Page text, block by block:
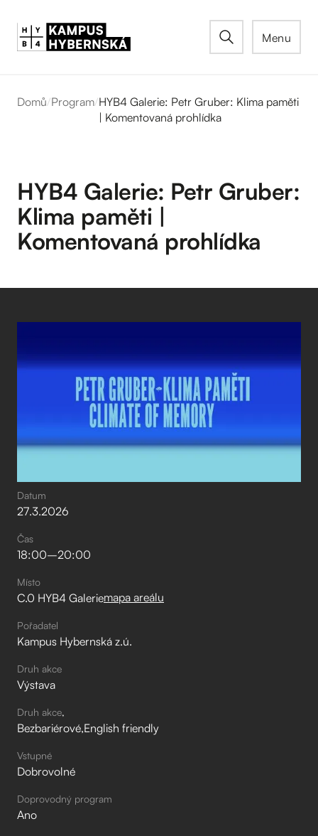
Menu
Domů/Program/HYB4 Galerie: Petr Gruber: Klima paměti
| Komentovaná prohlídka
HYB4 Galerie: Petr Gruber:
Klima paměti |
Komentovaná prohlídka
Datum
27.3.2026
Čas
18:00–⁠20:00
Místo
C.0 HYB4 Galeriemapa areálu
Pořadatel
Kampus Hybernská z.ú.
Druh akce
Výstava
Druh akce
Bezbariérové English friendly
Vstupné
Dobrovolné
Doprovodný program
Ano